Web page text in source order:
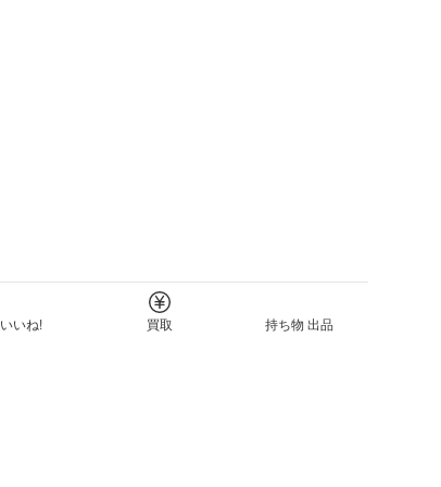
いいね! 買取 持ち物 出品